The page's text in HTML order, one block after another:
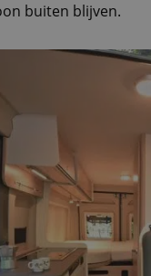
buiten blijven.